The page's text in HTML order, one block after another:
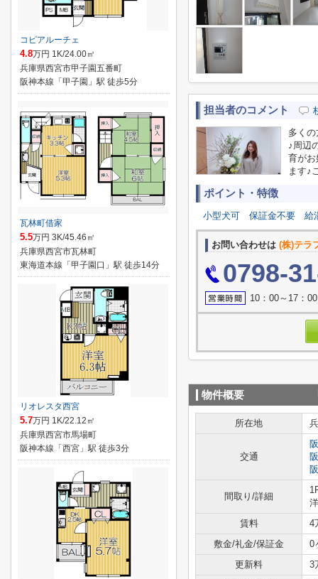
担当者のコメント
多く
♪周辺
育がお
ます♪
ポイント・特徴
小型犬可 保証金不要 給
お問い合わせは (株)テラ
0798-
10：00～17：
物件概要
所在地
交通
間取り/詳細
賃料
4
敷金/礼金/保証金
0
更新料
3
コピアルーチェ
4.8万円 1K/24.00㎡
兵庫県西宮市甲子園五番町
阪神本線「甲子園」駅 徒歩5分
瓦林町借家
5.5万円 3K/45.46㎡
兵庫県西宮市瓦林町
東海道本線「甲子園口」駅 徒歩14分
リオレスタ西宮
5.7万円 1K/22.12㎡
兵庫県西宮市馬場町
阪神本線「西宮」駅 徒歩3分